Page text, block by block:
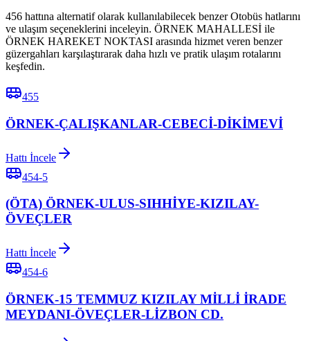
456 hattına alternatif olarak kullanılabilecek benzer Otobüs hatlarını
ve ulaşım seçeneklerini inceleyin. ÖRNEK MAHALLESİ ile
ÖRNEK HAREKET NOKTASI arasında hizmet veren benzer
güzergahları karşılaştırarak daha hızlı ve pratik ulaşım rotalarını
keşfedin.
455
ÖRNEK-ÇALIŞKANLAR-CEBECİ-DİKİMEVİ
Hattı İncele
454-5
(ÖTA) ÖRNEK-ULUS-SIHHİYE-KIZILAY-
ÖVEÇLER
Hattı İncele
454-6
ÖRNEK-15 TEMMUZ KIZILAY MİLLİ İRADE
MEYDANI-ÖVEÇLER-LİZBON CD.